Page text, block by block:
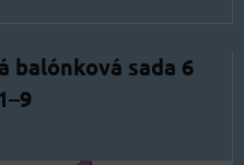
balónková sada 6